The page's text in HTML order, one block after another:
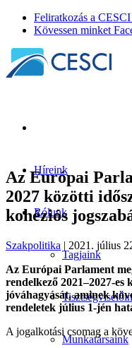
Feliratkozás a
Kövessen minket
Híreink
Rólunk
Tagjaink
Munkatársaink
Az Európai
2027 közötti
kohéziós
Szakpolitika | 2021. július
Az Európai Parlament
rendelkező 2021–2027-
jóváhagyását, aminek
rendeletek július 1-jén
A jogalkotási csomag a